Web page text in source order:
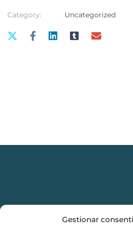
Gestionar
Category: Uncategorized